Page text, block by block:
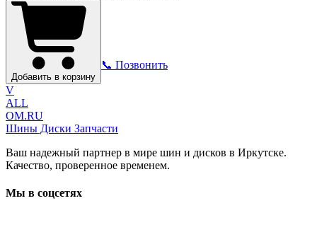
Добавить в корзину
📞 Позвонить
V
ALL
OM.RU
Шины Диски Запчасти
Ваш надежный партнер в мире шин и дисков в Иркутске.
Качество, проверенное временем.
Мы в соцсетях